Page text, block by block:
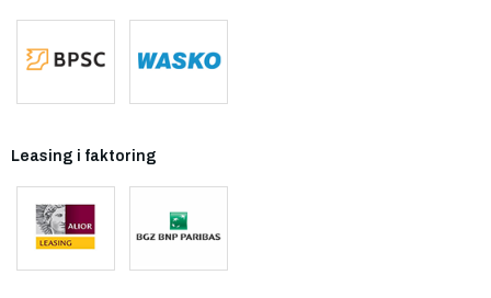
Leasing i faktoring